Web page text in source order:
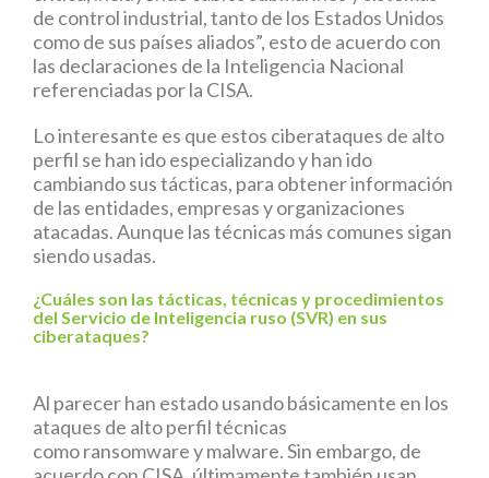
de control industrial, tanto de los Estados Unidos
como de sus países aliados”, esto de acuerdo con
las declaraciones de la Inteligencia Nacional
referenciadas por la CISA.
Lo interesante es que estos ciberataques de alto
perfil se han ido especializando y han ido
cambiando sus tácticas, para obtener información
de las entidades, empresas y organizaciones
atacadas. Aunque las técnicas más comunes sigan
siendo usadas.
¿Cuáles son las tácticas, técnicas y procedimientos
del Servicio de Inteligencia ruso (SVR) en sus
ciberataques?
Al parecer han estado usando básicamente en los
ataques de alto perfil técnicas
como ransomware y malware. Sin embargo, de